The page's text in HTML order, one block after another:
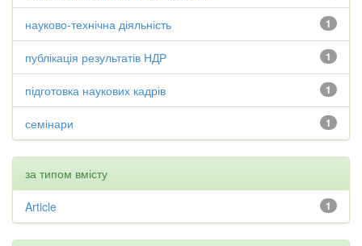
1
науково-технічна діяльність
1
публікація результатів НДР
1
підготовка наукових кадрів
1
семінари
за типом вмісту
1
Article